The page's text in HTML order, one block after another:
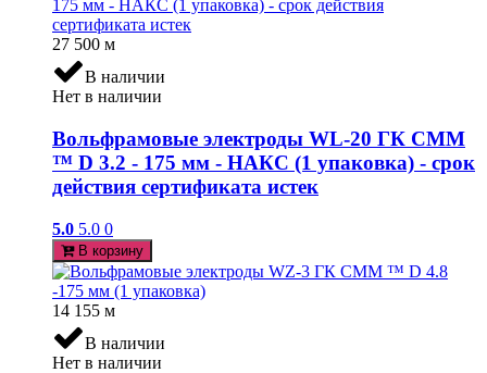
27 500 м
В наличии
Нет в наличии
Вольфрамовые электроды WL-20 ГК СММ
™ D 3.2 - 175 мм - НАКС (1 упаковка) - срок
действия сертификата истек
5.0 5.0 0
В корзину
14 155 м
В наличии
Нет в наличии